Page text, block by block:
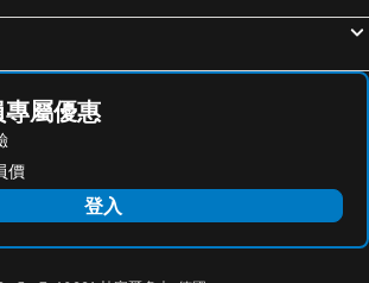
Grand Hyatt Macau
Zhuhai Dehan Hotel
天河區
Causeway Bay Metro Station
世界之窗
屬優惠
價
登入